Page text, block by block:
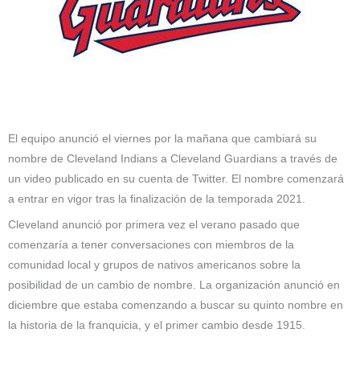
El equipo anunció el viernes por la mañana que cambiará su
nombre de Cleveland Indians a Cleveland Guardians a través de
un video publicado en su cuenta de Twitter. El nombre comenzará
a entrar en vigor tras la finalización de la temporada 2021.
Cleveland anunció por primera vez el verano pasado que
comenzaría a tener conversaciones con miembros de la
comunidad local y grupos de nativos americanos sobre la
posibilidad de un cambio de nombre. La organización anunció en
diciembre que estaba comenzando a buscar su quinto nombre en
la historia de la franquicia, y el primer cambio desde 1915.